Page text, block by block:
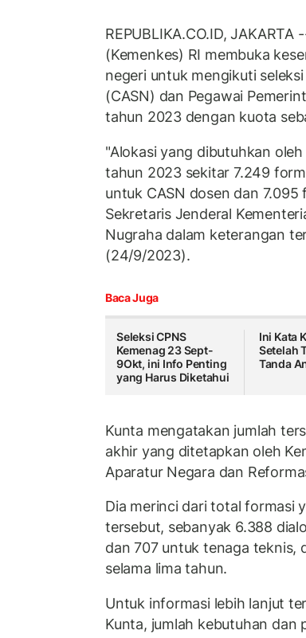
REPUBLIKA.CO.ID,
(Kemenkes) RI membuka
negeri untuk mengikuti
(CASN) dan Pegawai
tahun 2023 dengan kuota
"Alokasi yang dibutuhkan oleh
tahun 2023 sekitar 7.249
untuk CASN dosen dan 7.095
Sekretaris Jenderal
Nugraha dalam keterangan
(24/9/2023).
Baca Juga
Seleksi CPNS
Kemenag 23 Sept-
9Okt, ini Info Penting
yang Harus Diketahui
Ini Kata
Setelah
Tanda
Kunta mengatakan jumlah
akhir yang ditetapkan oleh
Aparatur Negara dan
Dia merinci dari total formasi
tersebut, sebanyak 6.388
dan 707 untuk tenaga teknis,
selama lima tahun.
Untuk informasi lebih lanjut
Kunta, jumlah kebutuhan